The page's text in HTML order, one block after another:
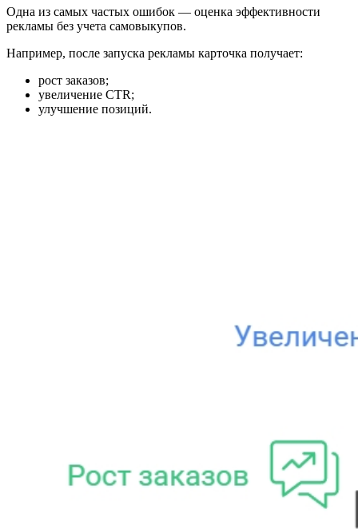
Одна из самых частых ошибок — оценка эффективности
рекламы без учета самовыкупов.
Например, после запуска рекламы карточка получает:
рост заказов;
увеличение CTR;
улучшение позиций.